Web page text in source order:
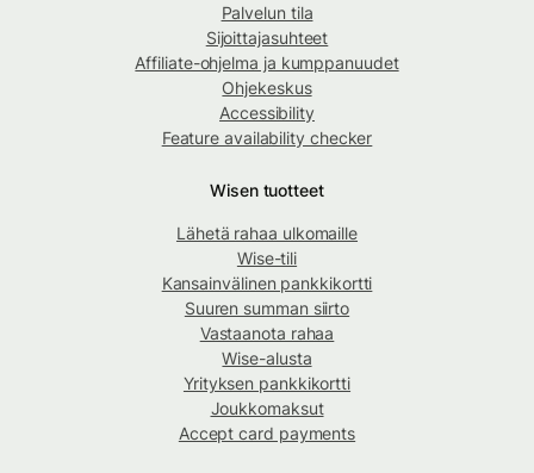
Palvelun tila
Sijoittajasuhteet
Affiliate-ohjelma ja kumppanuudet
Ohjekeskus
Accessibility
Feature availability checker
Wisen tuotteet
Lähetä rahaa ulkomaille
Wise-tili
Kansainvälinen pankkikortti
Suuren summan siirto
Vastaanota rahaa
Wise-alusta
Yrityksen pankkikortti
Joukkomaksut
Accept card payments